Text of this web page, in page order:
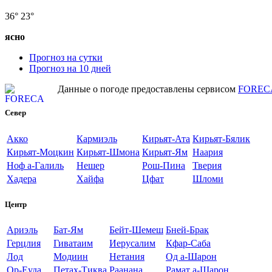
36° 23°
ясно
Прогноз на сутки
Прогноз на 10 дней
Данные о погоде предоставлены сервисом
Север
Акко Кармиэль Кирьят-Ата Кирьят-Бялик
Кирьят-Моцкин Кирьят-Шмона Кирьят-Ям Наария
Ноф а-Галиль
Нешер Рош-Пина
Тверия
Хадера
Хайфа Цфат Шломи
Центр
Ариэль Бат-Ям Бейт-Шемеш Бней-Брак
Герцлия
Гиватаим Иерусалим
Кфар-Саба
Лод
Модиин Нетания
Од а-Шарон
Ор-Еуда
Петах-Тиква Раанана Рамат а-Шарон